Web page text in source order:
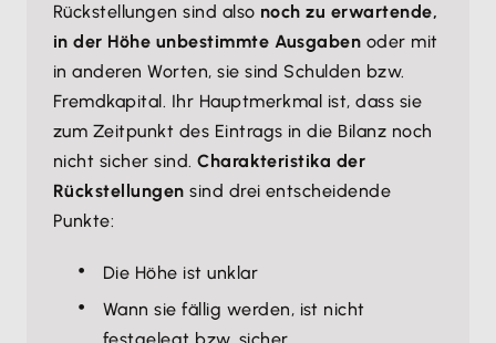
Rückstellungen sind also noch zu erwartende,
in der Höhe unbestimmte Ausgaben oder mit
in anderen Worten, sie sind Schulden bzw.
Fremdkapital. Ihr Hauptmerkmal ist, dass sie
zum Zeitpunkt des Eintrags in die Bilanz noch
nicht sicher sind.Charakteristika der
Rückstellungen sind drei entscheidende
Punkte:
Die Höhe ist unklar
Wann sie fällig werden, ist nicht